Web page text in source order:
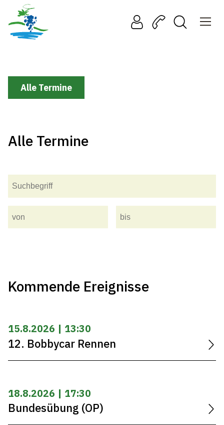
Alle Termine
Alle Termine
Kommende Ereignisse
15.8.2026 | 13:30
12. Bobbycar Rennen
18.8.2026 | 17:30
Bundesübung (OP)